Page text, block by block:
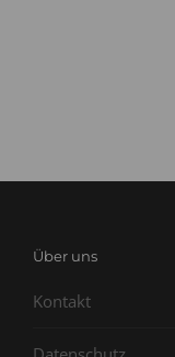
Über uns
Kontakt